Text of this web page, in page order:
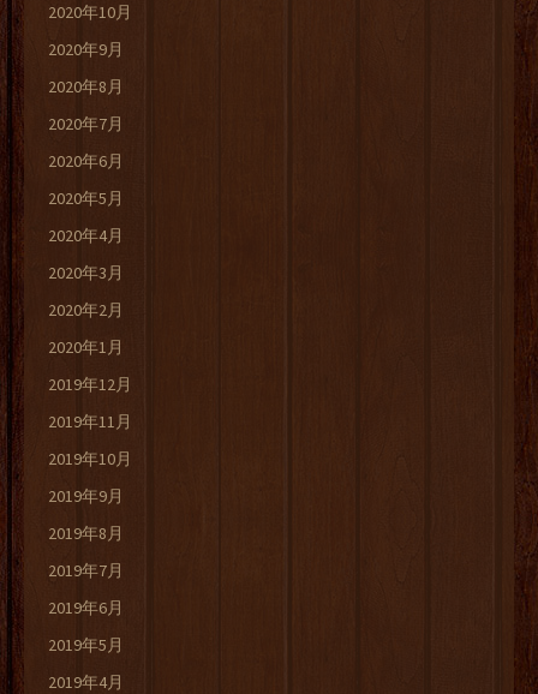
2020年10月
2020年9月
2020年8月
2020年7月
2020年6月
2020年5月
2020年4月
2020年3月
2020年2月
2020年1月
2019年12月
2019年11月
2019年10月
2019年9月
2019年8月
2019年7月
2019年6月
2019年5月
2019年4月